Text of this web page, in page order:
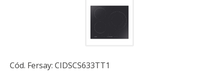
Cód. Fersay: CIDSCS633TT1